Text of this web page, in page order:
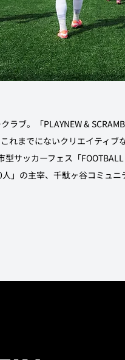
ラブ。「PLAYNEW &
れまでにないクリエイティ
サッカーフェス「
」の主宰、千駄ヶ谷コミュ